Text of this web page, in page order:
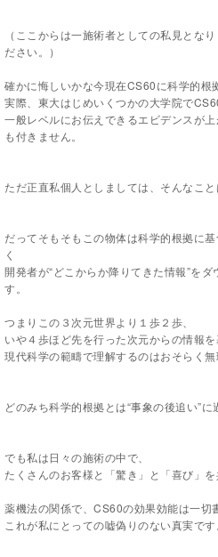
（ここからは一施術者としての私見とな
ださい。）
確かに悔しいかな今現在CS60に科学的根
実際、東大はじめいくつかの大学院で
一般レベルにお伝えできるエビデンスが
も付きません。
ただ正直私個人としましては、そんなこと
だってそもそもこの物体は科学的根拠に
く
開発者が“どこからか降りてきた情報”を
す。
つまりこの３次元世界より１歩２歩、
いや４歩ほど先を行った次元からの情報を
現代科学の範疇で理解するのはおそらく無
どのみち科学的根拠とは“事象の後追い”に
でも私は日々の施術の中で、
たくさんのお客様と「驚き」と「喜び」
薬機法の関係で、 CS60の効果効能は一切
これが私にとっての嘘偽りのない真実です